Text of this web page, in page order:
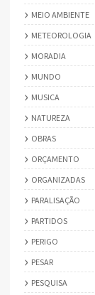
MEIO AMBIENTE
METEOROLOGIA
MORADIA
MUNDO
MUSICA
NATUREZA
OBRAS
ORÇAMENTO
ORGANIZADAS
PARALISAÇÃO
PARTIDOS
PERIGO
PESAR
PESQUISA